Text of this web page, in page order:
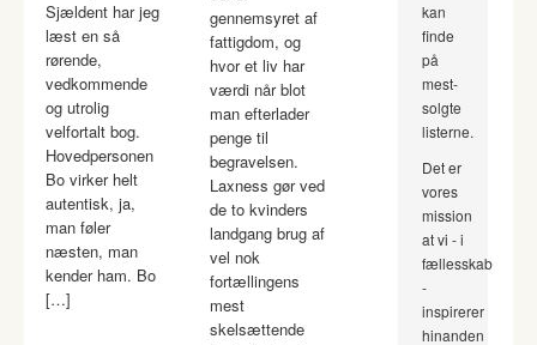
Sjældent har jeg
læst en så
rørende,
vedkommende
og utrolig
velfortalt bog.
Hovedpersonen
Bo virker helt
autentisk, ja,
man føler
næsten, man
kender ham. Bo
[…]
gennemsyret af
fattigdom, og
hvor et liv har
værdi når blot
man efterlader
penge til
begravelsen.
Laxness gør ved
de to kvinders
landgang brug af
vel nok
fortællingens
mest
skelsættende
kan
finde
på
mest-
solgte
listerne.
Det er
vores
mission
at vi - i
fællesskab
-
inspirerer
hinanden